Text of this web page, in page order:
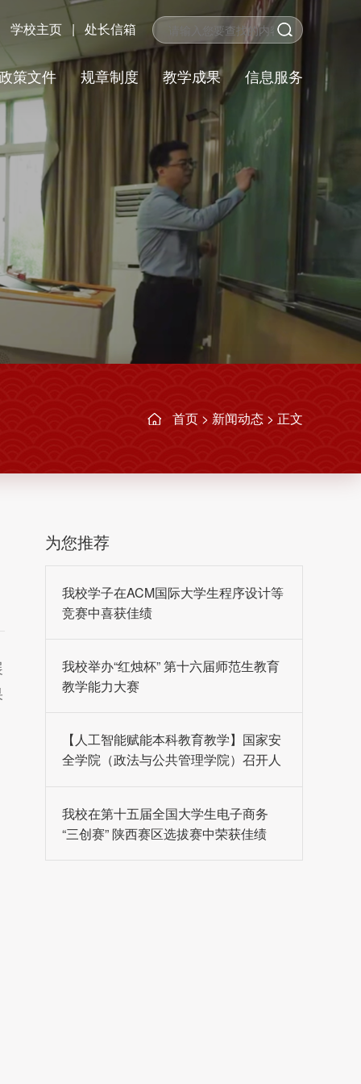
学校主页 | 处长信箱
策文件 规章制度 教学成果 信息服务
首页 > 新闻动态 > 正文
为您推荐
我校学子在ACM国际大学生程序设计等
竞赛中喜获佳绩
我校举办“红烛杯” 第十六届师范生教育
教学能力大赛
【人工智能赋能本科教育教学】国家安
全学院（政法与公共管理学院）召开人
我校在第十五届全国大学生电子商务
“三创赛” 陕西赛区选拔赛中荣获佳绩